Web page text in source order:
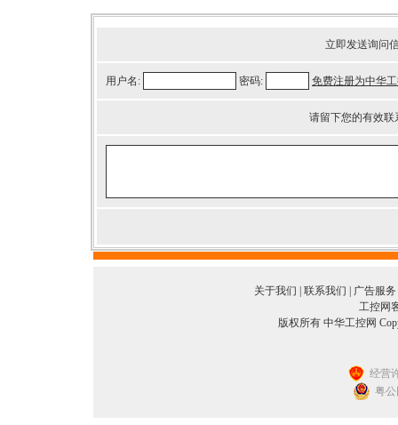
立即发送询问
用户名: 密码: 免费注册为中华
请留下您的有效
关于我们 联系我们 广告服务
工控网
版权所有 中华工控网
经营
粤公